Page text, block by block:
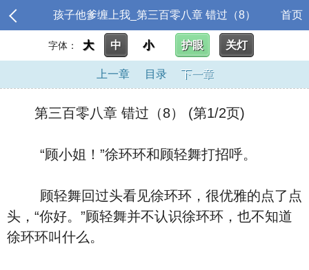
孩子他爹缠上我_第三百零八章 错过（8） 首页
字体： 大 中 小 护眼 关灯
上一章 目录 下一章
第三百零八章 错过（8） (第1/2页)
“顾小姐！”徐环环和顾轻舞打招呼。
顾轻舞回过头看见徐环环，很优雅的点了点
头，“你好。”顾轻舞并不认识徐环环，也不知道
徐环环叫什么。